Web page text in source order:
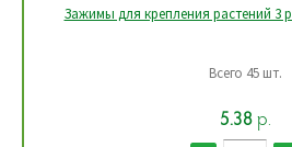
Клипса для садовых
Два размера
9.52р.